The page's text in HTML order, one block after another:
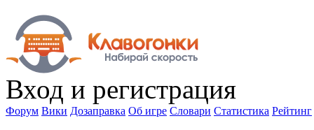
Вход и регистрация
Форум Вики Дозаправка Об игре Словари Статистика Рейтинг